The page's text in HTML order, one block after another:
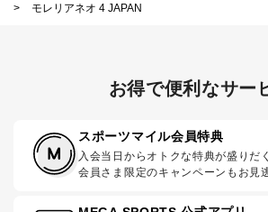
>
モレリアネオ 4 JAPAN
お得で便利なサー
スポーツマイル会員特典
入会当日からオトクな特典が盛りだ
会員さま限定のキャンペーンもお見